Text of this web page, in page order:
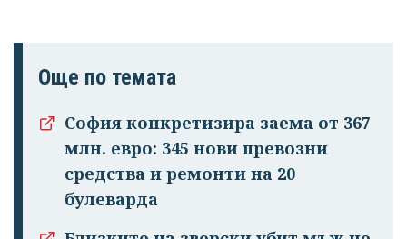
Още по темата
София конкретизира заема от 367
млн. евро: 345 нови превозни
средства и ремонти на 20
булеварда